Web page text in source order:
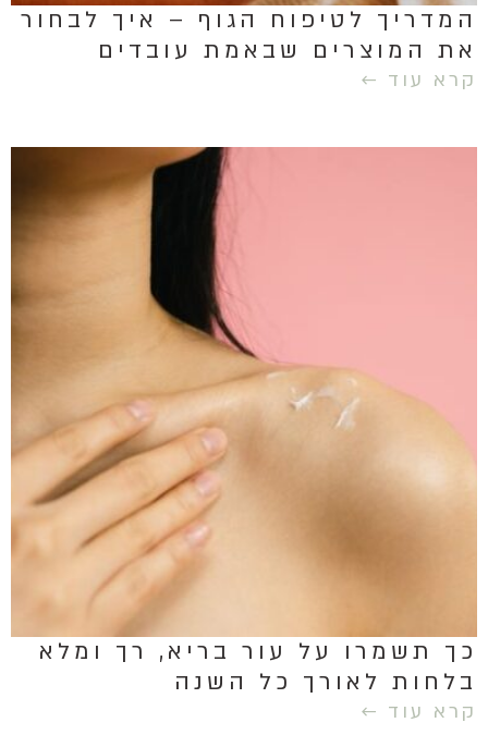
המדריך לטיפוח הגוף – איך לבחור
את המוצרים שבאמת עובדים
קרא עוד ←
כך תשמרו על עור בריא, רך ומלא
בלחות לאורך כל השנה
קרא עוד ←